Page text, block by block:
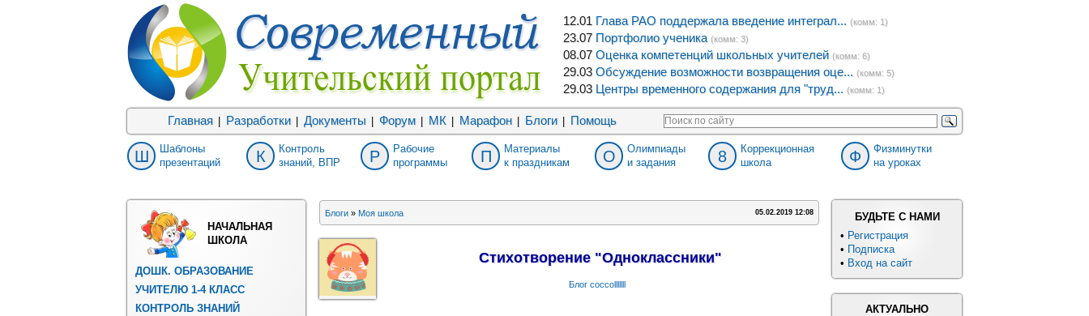
12.01 Глава РАО поддержала введение интеграл... (комм: 1)
23.07 Портфолио ученика (комм: 3)
08.07 Оценка компетенций школьных учителей (комм: 6)
29.03 Обсуждение возможности возвращения оце... (комм: 5)
29.03 Центры временного содержания для "труд... (комм: 1)
Главная Разработки Документы Форум МК Марафон Блоги Помощь
Ш
Шаблоны
презентаций
К
Контроль
знаний, ВПР
Р
Рабочие
программы
П
Материалы
к праздникам
О
Олимпиады
и задания
8
Коррекционная
школа
Ф
Физминутки
на уроках
НАЧАЛЬНАЯ
ШКОЛА
ДОШК. ОБРАЗОВАНИЕ
УЧИТЕЛЮ 1-4 КЛАСС
КОНТРОЛЬ ЗНАНИЙ
Блоги» Моя школа 05.02.2019 12:08
Стихотворение "Одноклассники"
Блог coccolllllll
БУДЬТЕ С НАМИ
• Регистрация
• Подписка
• Вход на сайт
АКТУАЛЬНО